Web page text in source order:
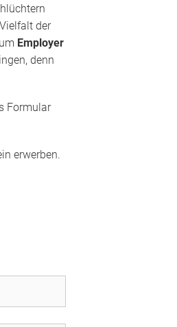
der
Employer
denn
Formular
erwerben.